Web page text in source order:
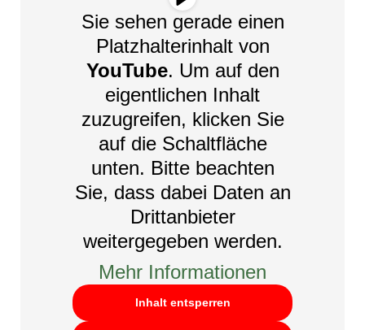
Sie sehen gerade einen
Platzhalterinhalt von
YouTube. Um auf den
eigentlichen Inhalt
zuzugreifen, klicken Sie
auf die Schaltfläche
unten. Bitte beachten
Sie, dass dabei Daten an
Drittanbieter
weitergegeben werden.
Mehr Informationen
Inhalt entsperren